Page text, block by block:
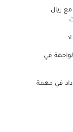
ريال
في
في مهمة